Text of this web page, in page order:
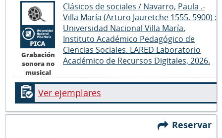
Grabación
sonora no
musical
Clásicos de sociales / Navarro, Paula .-
Villa María (Arturo Jauretche 1555, 5900) :
Universidad Nacional Villa María.
Instituto Académico Pedagógico de
Ciencias Sociales. LARED Laboratorio
Académico de Recursos Digitales, 2026.
Ver ejemplares
Reservar